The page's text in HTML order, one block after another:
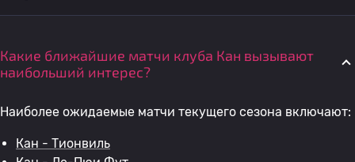
Какие ближайшие матчи клуба Кан вызывают
наибольший интерес?
Наиболее ожидаемые матчи текущего сезона включают:
Кан - Тионвиль